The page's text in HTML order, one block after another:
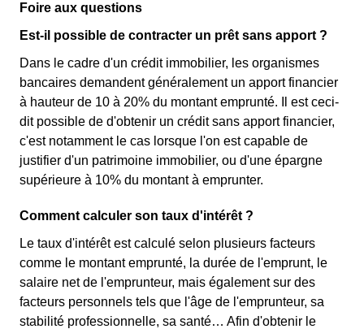
Foire aux questions
Est-il possible de contracter un prêt sans apport ?
Dans le cadre d'un crédit immobilier, les organismes
bancaires demandent généralement un apport financier
à hauteur de 10 à 20% du montant emprunté. Il est ceci-
dit possible de d'obtenir un crédit sans apport financier,
c'est notamment le cas lorsque l'on est capable de
justifier d'un patrimoine immobilier, ou d'une épargne
supérieure à 10% du montant à emprunter.
Comment calculer son taux d'intérêt ?
Le taux d'intérêt est calculé selon plusieurs facteurs
comme le montant emprunté, la durée de l'emprunt, le
salaire net de l'emprunteur, mais également sur des
facteurs personnels tels que l'âge de l'emprunteur, sa
stabilité professionnelle, sa santé… Afin d'obtenir le